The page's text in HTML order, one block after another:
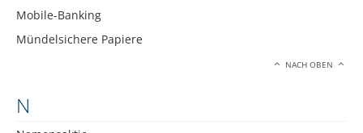
Mobile-Banking
Mündelsichere Papiere
NACH OBEN
N